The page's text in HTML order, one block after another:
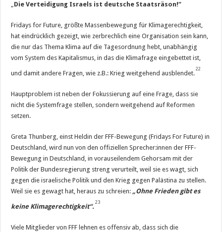
„Die Verteidigung Israels ist deutsche Staatsräson!“
Fridays for Future, größte Massenbewegung für Klimagerechtigkeit,
hat eindrücklich gezeigt, wie zerbrechlich eine Organisation sein kann,
die nur das Thema Klima auf die Tagesordnung hebt, unabhängig
vom System des Kapitalismus, in das die Klimafrage eingebettet ist,
und damit andere Fragen, wie z.B.: Krieg weitgehend ausblendet.
22
Hauptproblem ist neben der Fokussierung auf eine Frage, dass sie
nicht die Systemfrage stellen, sondern weitgehend auf Reformen
setzen.
Greta Thunberg, einst Heldin der FFF-Bewegung (Fridays For Future) in
Deutschland, wird nun von den offiziellen Sprecher:innen der FFF-
Bewegung in Deutschland, in vorauseilendem Gehorsam mit der
Politik der Bundesregierung streng verurteilt, weil sie es wagt, sich
gegen die israelische Politik und den Krieg gegen Palästina zu stellen.
Weil sie es gewagt hat, heraus zu schreien: „Ohne Frieden gibt es
keine Klimagerechtigkeit“.
23
Viele Mitglieder von FFF lehnen es offensiv ab, dass sich die